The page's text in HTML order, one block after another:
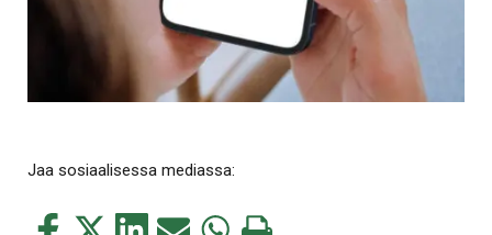
Jaa sosiaalisessa mediassa:
Jaa
Jaa
Jaa Jaa Jaa Tulosta